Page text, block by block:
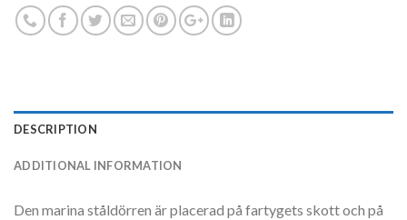
DESCRIPTION
ADDITIONAL INFORMATION
Den marina ståldörren är placerad på fartygets skott och på